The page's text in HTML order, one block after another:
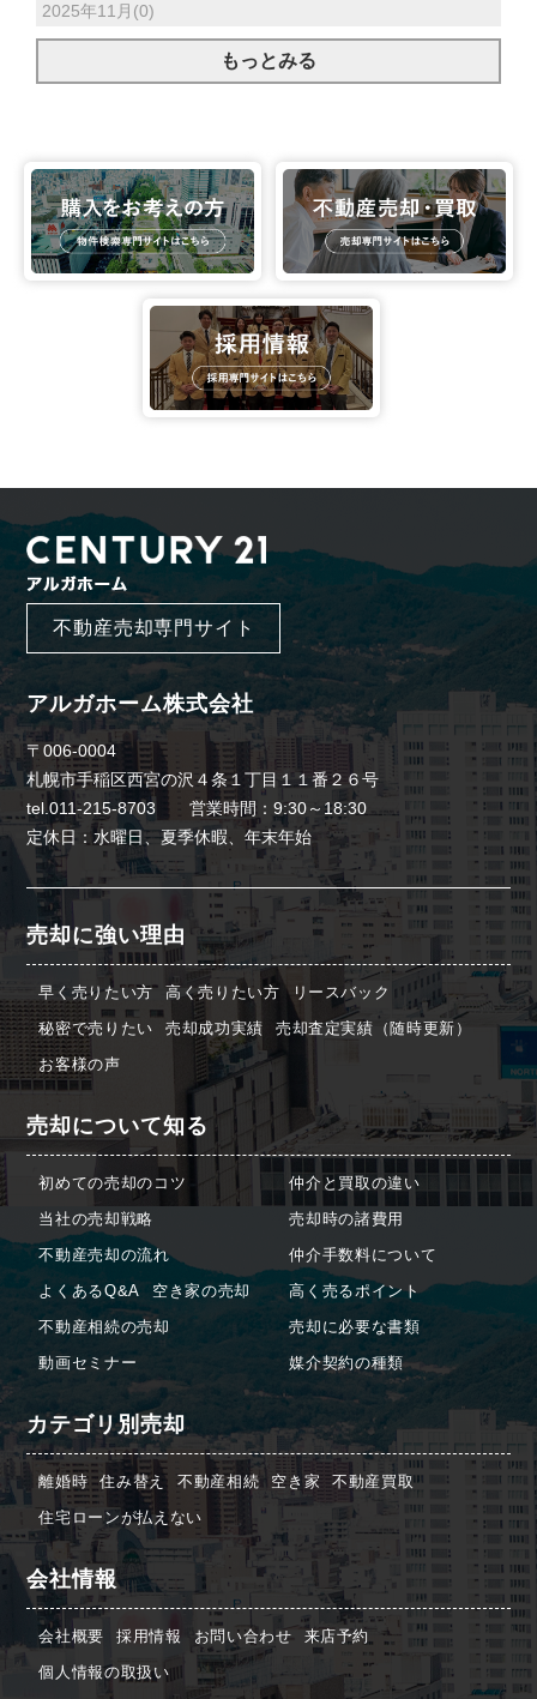
2025年11月(0)
もっとみる
不動産売却専門サイト
アルガホーム株式会社
〒006-0004
札幌市手稲区西宮の沢４条１丁目１１番２６号
tel.011-215-8703 営業時間：9:30～18:30
定休日：水曜日、夏季休暇、年末年始
売却に強い理由
早く売りたい方 高く売りたい方
リースバック
秘密で売りたい
売却成功実績
売却査定実績（随時更新）
お客様の声
売却について知る
初めての売却のコツ
当社の売却戦略
不動産売却の流れ
よくあるQ&A
空き家の売却
不動産相続の売却
動画セミナー
仲介と買取の違い
売却時の諸費用
仲介手数料について
高く売るポイント
売却に必要な書類
媒介契約の種類
カテゴリ別売却
離婚時 住み替え 不動産相続 空き家
不動産買取
住宅ローンが払えない
会社情報
会社概要 採用情報 お問い合わせ
来店予約
個人情報の取扱い